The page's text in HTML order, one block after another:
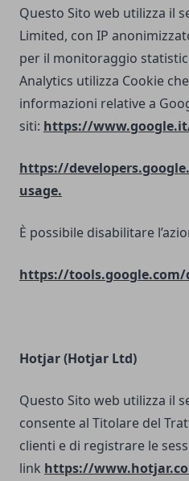
Questo Sito web utilizza il
Limited, con IP
per il monitoraggio
Analytics utilizza Cookie
informazioni relative a
siti: https://
https://
usage.
È possibile disabilitare
https://
Hotjar (Hotjar Ltd)
Questo Sito web utilizza il
consente al Titolare del
clienti e di registrare le
link https://